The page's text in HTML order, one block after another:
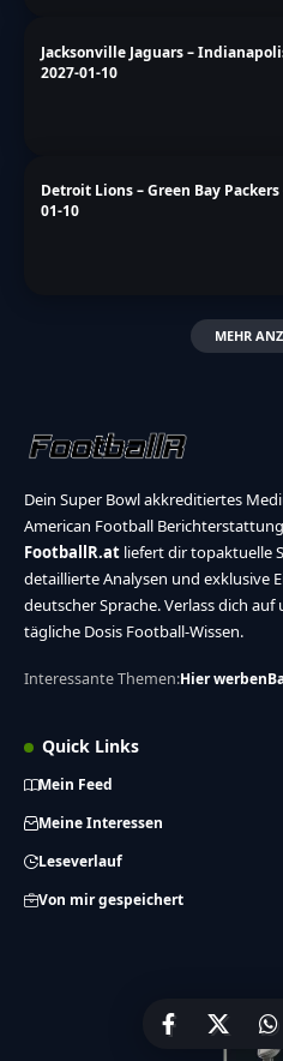
Jacksonville Jaguars –
2027-01-10
Detroit Lions – Green Bay Packers
01-10
MEHR
Dein Super Bowl akkreditiertes
American Football
FootballR.at liefert dir topaktuelle
detaillierte Analysen und exklusive
deutscher Sprache. Verlass dich
tägliche Dosis Football-Wissen.
Interessante Themen:Hier werben
Quick Links
Mein Feed
Meine Interessen
Leseverlauf
Von mir gespeichert